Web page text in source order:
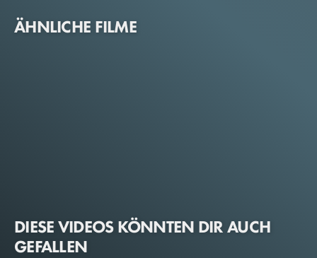
ÄHNLICHE FILME
DIESE VIDEOS KÖNNTEN DIR AUCH
GEFALLEN